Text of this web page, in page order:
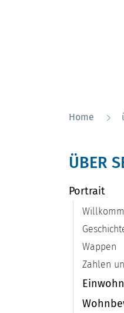
Home
ÜBER
Portrait
Wappen
Zahlen